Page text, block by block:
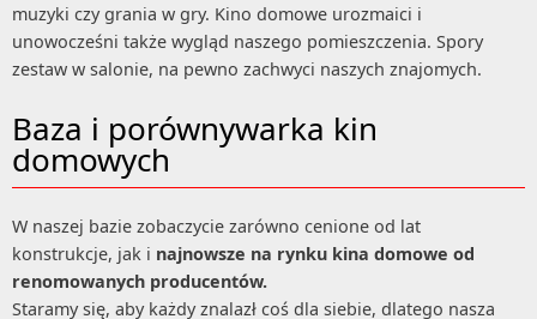
muzyki czy grania w gry. Kino domowe urozmaici i
unowocześni także wygląd naszego pomieszczenia. Spory
zestaw w salonie, na pewno zachwyci naszych znajomych.
Baza i porównywarka kin
domowych
W naszej bazie zobaczycie zarówno cenione od lat
konstrukcje, jak i najnowsze na rynku kina domowe od
renomowanych producentów.
Staramy się, aby każdy znalazł coś dla siebie, dlatego nasza